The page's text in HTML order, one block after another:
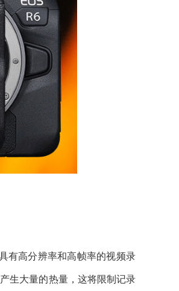
有高分辨率和高帧率的视频录
生大量的热量，这将限制记录